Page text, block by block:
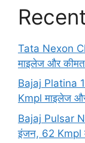
Tata Nexon
माइलेज और
Bajaj Platina
Kmpl माइलेज
Bajaj Pulsar
इंजन, 62 Kmpl